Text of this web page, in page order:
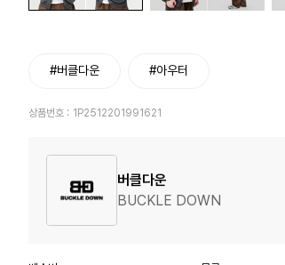
#버클다운 #아우터
상품번호 : 1P2512201991621
버클다운
BUCKLE DOWN